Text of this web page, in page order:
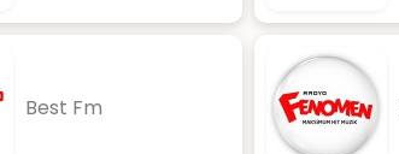
Best Fm